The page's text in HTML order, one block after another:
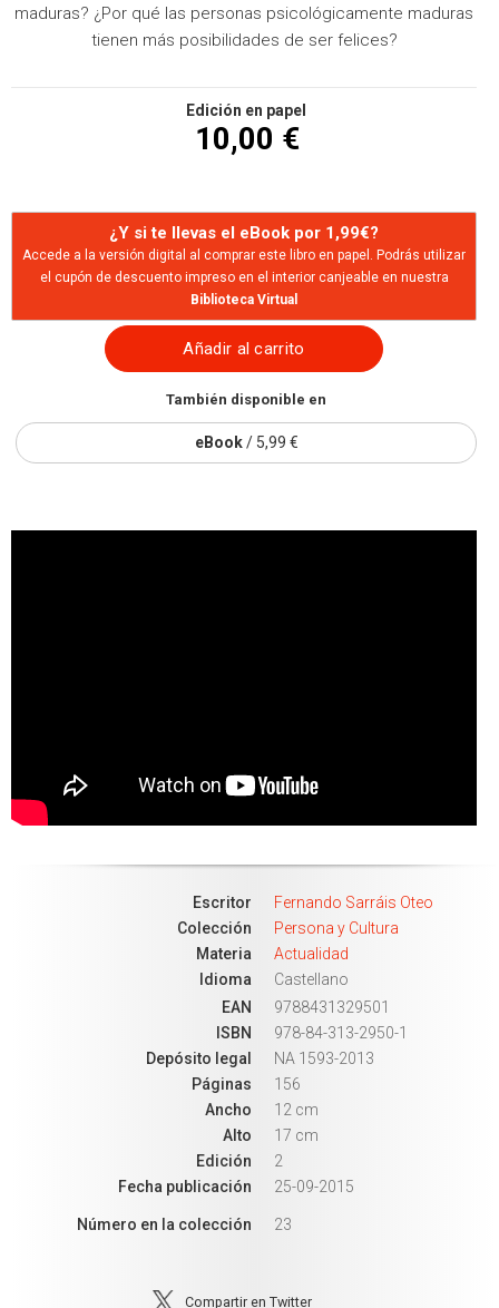
maduras? ¿Por qué las personas psicológicamente maduras
tienen más posibilidades de ser felices?
Edición en papel
10,00 €
¿Y si te llevas el eBook por 1,99€?
Accede a la versión digital al comprar este libro en papel. Podrás utilizar
el cupón de descuento impreso en el interior canjeable en nuestra
Biblioteca Virtual
Añadir al carrito
También disponible en
eBook/ 5,99 €
Escritor
Fernando Sarráis Oteo
Colección
Persona y Cultura
Materia
Actualidad
Idioma
Castellano
EAN
9788431329501
ISBN
978-84-313-2950-1
Depósito legal
NA 1593-2013
Páginas
156
Ancho
12 cm
Alto
17 cm
Edición
2
Fecha publicación
25-09-2015
Número en la colección 23
Compartir en Twitter